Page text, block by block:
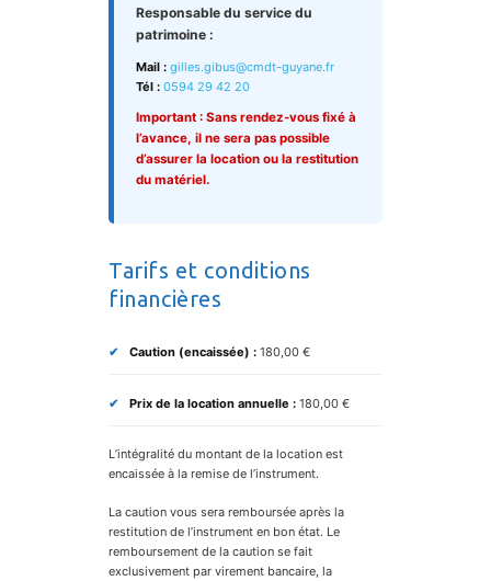
Responsable du service du
patrimoine :
Mail : gilles.gibus@cmdt-guyane.fr
Tél : 0594 29 42 20
Important : Sans rendez-vous fixé à
l’avance, il ne sera pas possible
d’assurer la location ou la restitution
du matériel.
Tarifs et conditions
financières
Caution (encaissée) : 180,00 €
Prix de la location annuelle : 180,00 €
L’intégralité du montant de la location est
encaissée à la remise de l’instrument.
La caution vous sera remboursée après la
restitution de l’instrument en bon état. Le
remboursement de la caution se fait
exclusivement par virement bancaire, la